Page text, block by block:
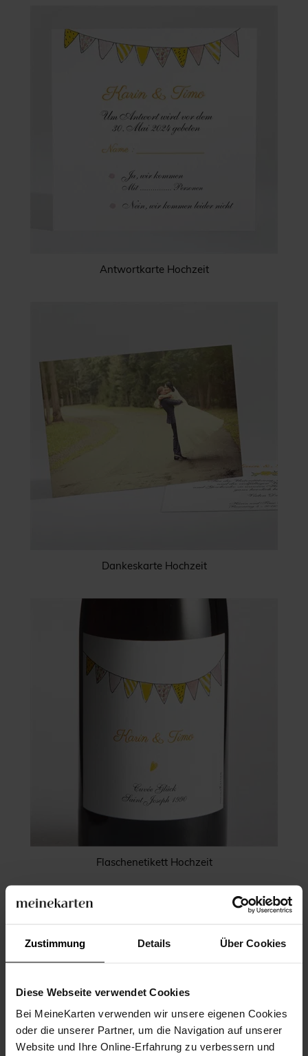
Zustimmung Details Über Cookies
Diese Webseite verwendet Cookies
Bei MeineKarten verwenden wir unsere eigenen Cookies
oder die unserer Partner, um die Navigation auf unserer
Website und Ihre Online-Erfahrung zu verbessern und
Antwortkarte Hochzeit
Dankeskarte Hochzeit
Flaschenetikett Hochzeit